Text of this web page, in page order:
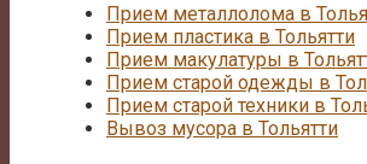
Прием металлолома в
Прием пластика в Тольятти
Прием макулатуры в
Прием старой одежды в
Прием старой техники в
Вывоз мусора в Тольятти